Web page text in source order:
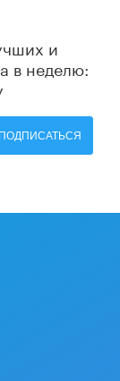
и
в неделю:
ПОДПИСАТЬСЯ